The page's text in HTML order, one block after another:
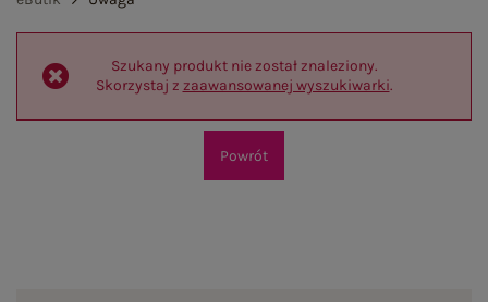
Szukany produkt nie został znaleziony.
Skorzystaj z zaawansowanej wyszukiwarki.
Powrót